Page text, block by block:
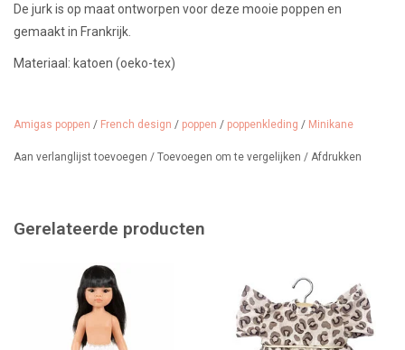
De jurk is op maat ontworpen voor deze mooie poppen en
gemaakt in Frankrijk.
Materiaal: katoen (oeko-tex)
De jurk is verpakt in een vensterzakje met het Minikane-logo.
Amigas poppen / French design / poppen / poppenkleding / Minikane
Aan verlanglijst toevoegen / Toevoegen om te vergelijken / Afdrukken
Gerelateerde producten